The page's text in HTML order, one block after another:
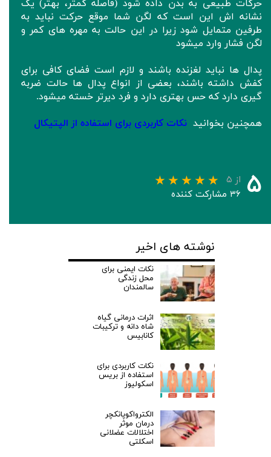
حرکات طبیعی به بدن داده شود (فاصله کمتر، بهتر) یک
نشانه اش این است که لگن شما موقع حرکت نباید به
طرفین متمایل شود زیرا در این حالت به مهره های کمر و
لگن فشار وارد میشود
پدال ها نباید لغزنده باشند و لازم است فضای کافی برای
کفش داشته باشند، بعضی از انواع پدال ها حالت ضربه
گیری دارد که حس بهتری دارد و فرد دیرتر خسته میشود.
همچنین بخوانید نکات کاربردی برای استفاده از الپتیکال
۵ از ۵
۳۶ مشارکت کننده
نوشته های اخیر
نکات ایمنی برای
محل زندگی
سالمندان
اثرات درمانی گیاه
شاه دانه و ترکیبات
کانابیس
نکات کاربردی برای
استفاده از بریس
اسکولیوز
الکترواکوپانکچر
درمان موثر
اختلالات عضلانی
اسکلتی